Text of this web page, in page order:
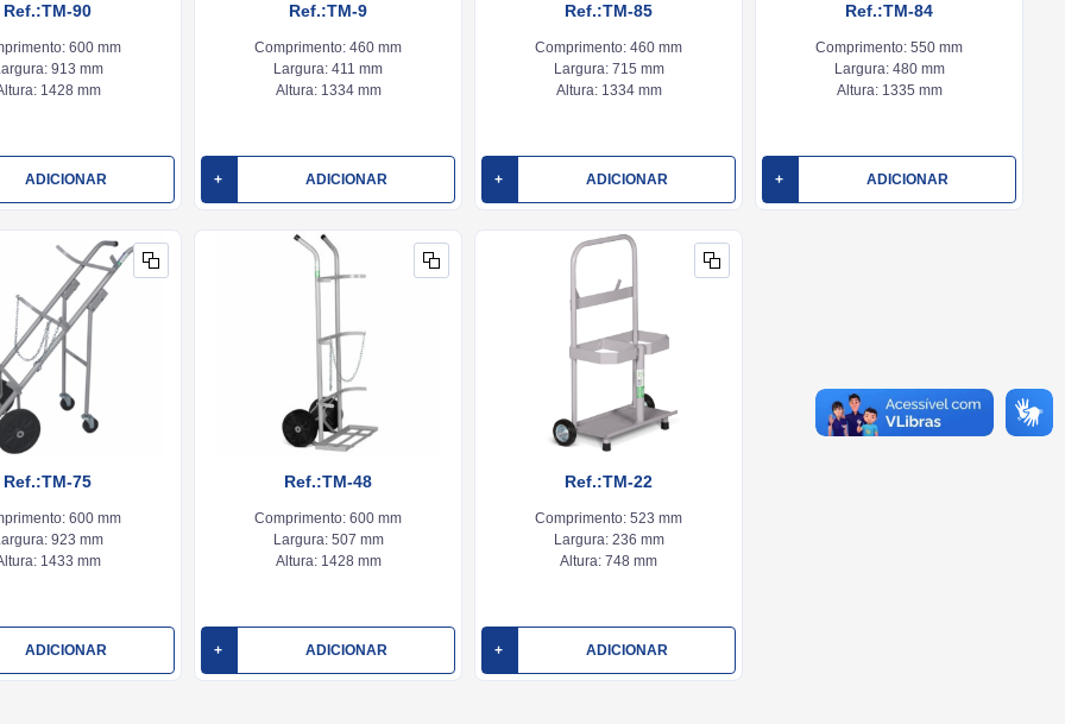
Ref.:TM-90
600 mm
913 mm
1428 mm
ADICIONAR
Ref.:TM-9
Comprimento: 460 mm
Largura: 411 mm
Altura: 1334 mm
+ ADICIONAR
Ref.:TM-85
Comprimento: 460 mm
Largura: 715 mm
Altura: 1334 mm
+ ADICIONAR
Ref.:TM-84
Comprimento: 550 mm
Largura: 480 mm
Altura: 1335 mm
+ ADICIONAR
Ref.:TM-75
600 mm
923 mm
1433 mm
ADICIONAR
Ref.:TM-48
Comprimento: 600 mm
Largura: 507 mm
Altura: 1428 mm
+ ADICIONAR
Ref.:TM-22
Comprimento: 523 mm
Largura: 236 mm
Altura: 748 mm
+ ADICIONAR